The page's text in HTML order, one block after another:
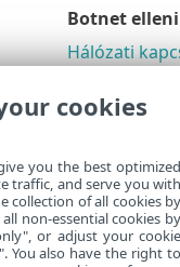
Botnet
Hálózati
Letiltott
program és
Naplók
cookies
you the best optimized
traffic, and serve you with
collection of all cookies by
non-essential cookies by
or adjust your cookie
You also have the right to